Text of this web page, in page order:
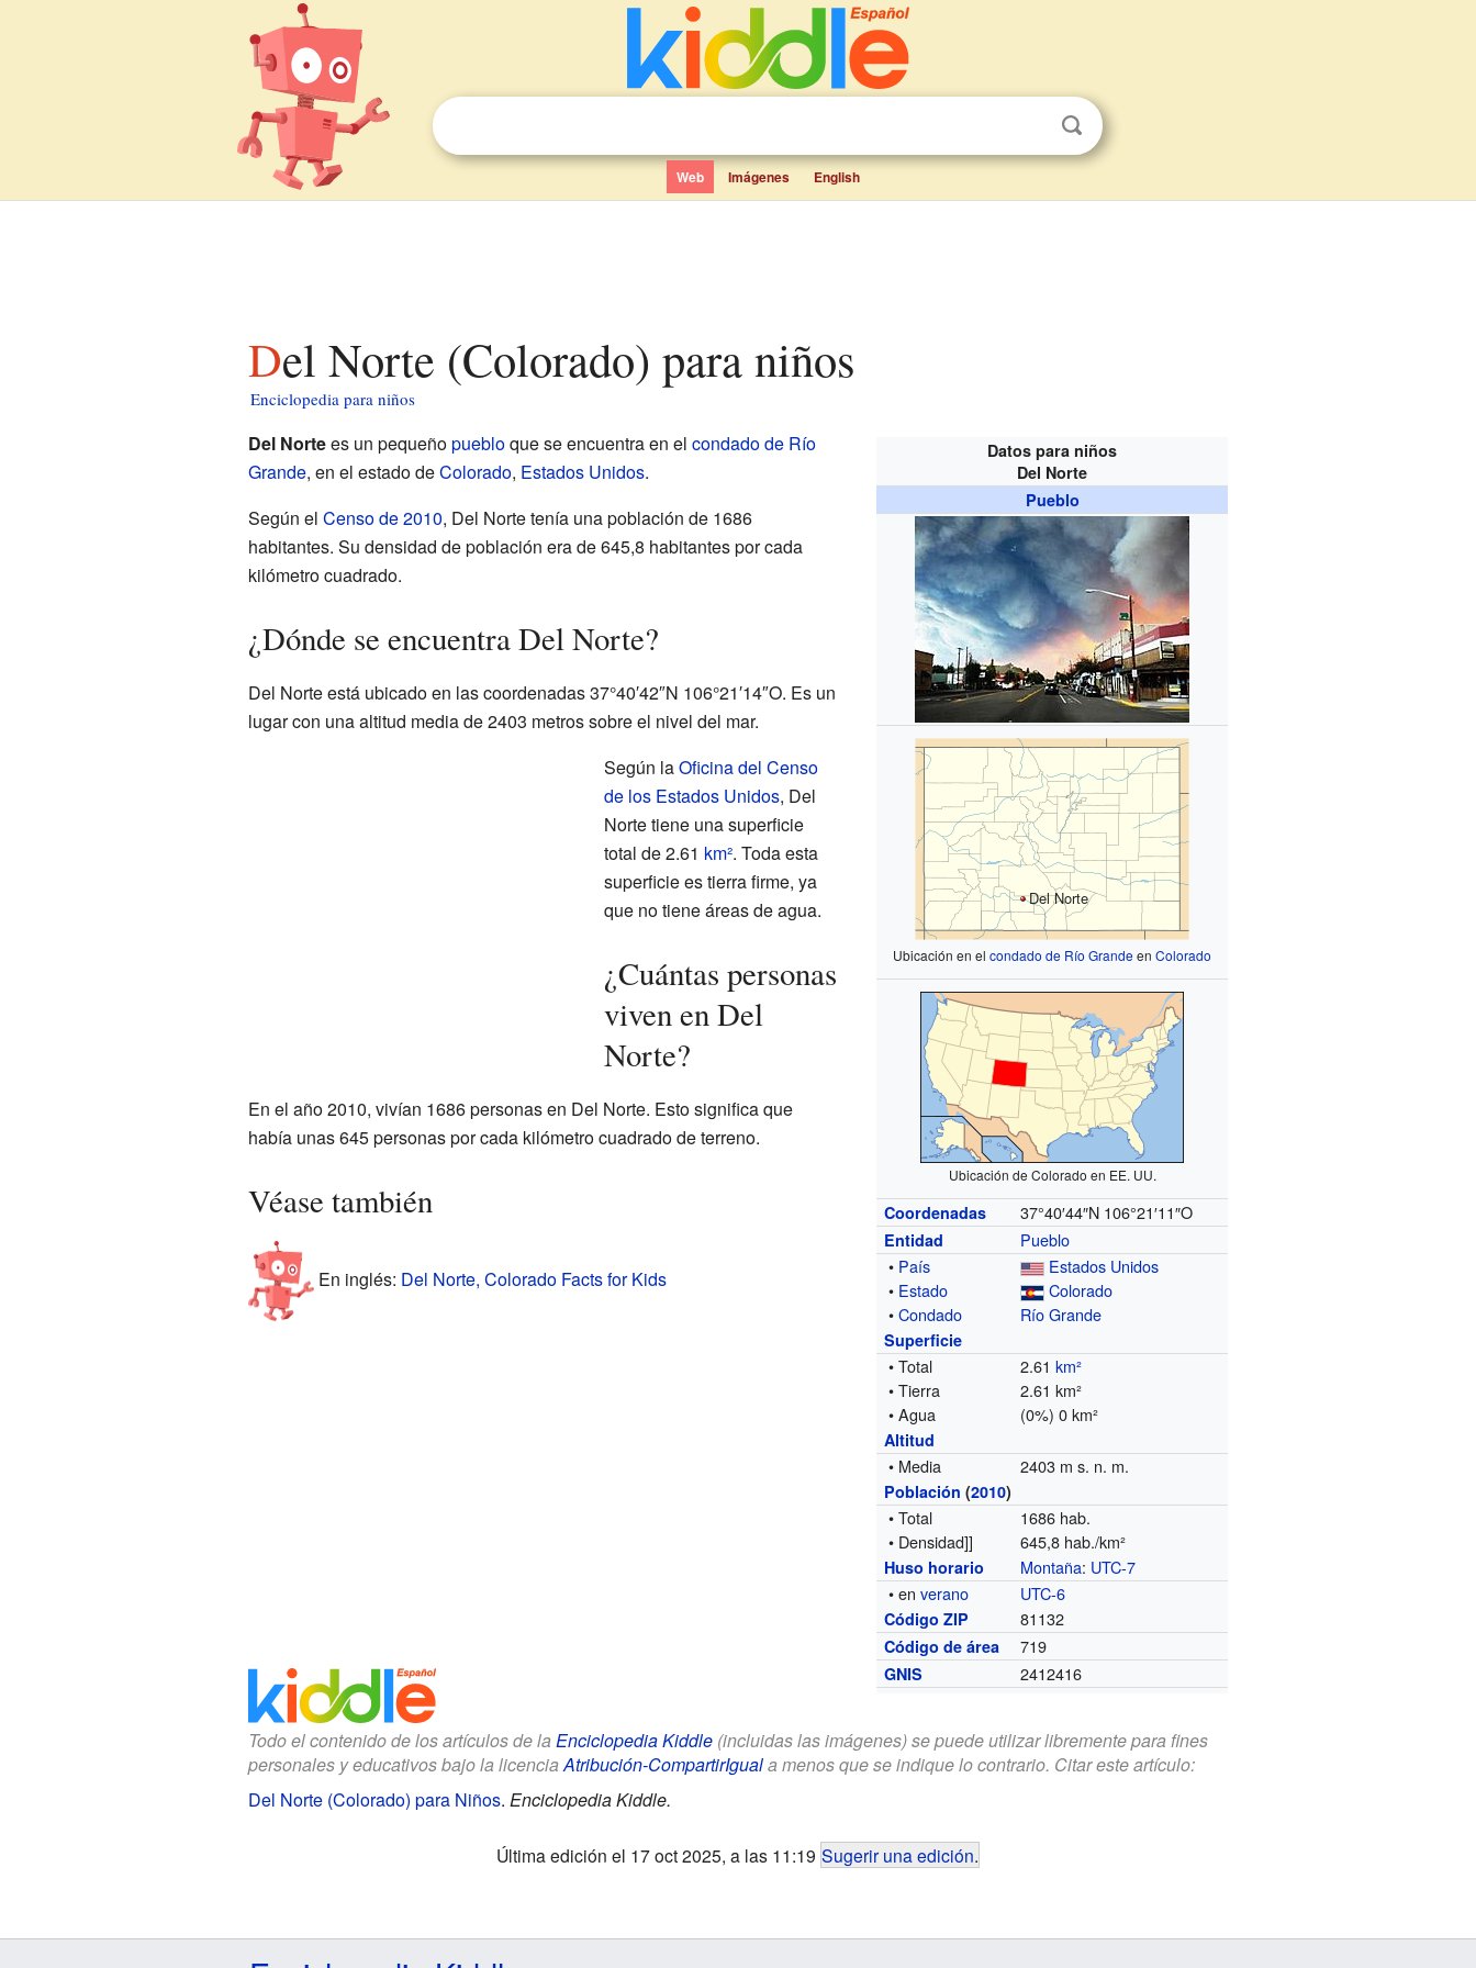
Web Imágenes English
Del Norte (Colorado) para niños
Enciclopedia para niños
Datos para niños
Del Norte
Pueblo
Del Norte
Ubicación en elcondado de Río GrandeenColorado
Ubicación de Colorado en EE. UU.
Coordenadas 37°40′44″N 106°21′11″O
Entidad
Pueblo
• País
Estados Unidos
• Estado
Colorado
•Condado Río Grande
Superficie
• Total 2.61km²
• Tierra
2.61 km²
• Agua
(0%) 0 km²
Altitud
• Media 2403 m s. n. m.
Población (2010)
• Total
1686 hab.
• Densidad]]
645,8 hab./km²
Huso horario Montaña: UTC-7
• enverano UTC-6
Código ZIP 81132
Código de área 719
GNIS 2412416
Del Nortees un pequeñopuebloque se encuentra en el condado de Río
Grande, en el estado deColorado, Estados Unidos.
Según el Censo de 2010, Del Norte tenía una población de 1686
habitantes. Su densidad de población era de 645,8 habitantes por cada
kilómetro cuadrado.
¿Dónde se encuentra Del Norte?
Del Norte está ubicado en las coordenadas 37°40′42″N 106°21′14″O. Es un
lugar con una altitud media de 2403 metros sobre el nivel del mar.
Según laOficina del Censo
de los Estados Unidos, Del
Norte tiene una superficie
total de 2.61 km². Toda esta
superficie es tierra firme, ya
que no tiene áreas de agua.
¿Cuántas personas
viven en Del
Norte?
En el año 2010, vivían 1686 personas en Del Norte. Esto significa que
había unas 645 personas por cada kilómetro cuadrado de terreno.
Véase también
En inglés: Del Norte, Colorado Facts for Kids
Todo el contenido de los artículos de la Enciclopedia Kiddle(incluidas las imágenes) se puede utilizar libremente para fines
personales y educativos bajo la licenciaAtribución-CompartirIguala menos que se indique lo contrario. Citar este artículo:
Del Norte (Colorado) para Niños. Enciclopedia Kiddle.
Última edición el 17 oct 2025, a las 11:19 Sugerir una edición.